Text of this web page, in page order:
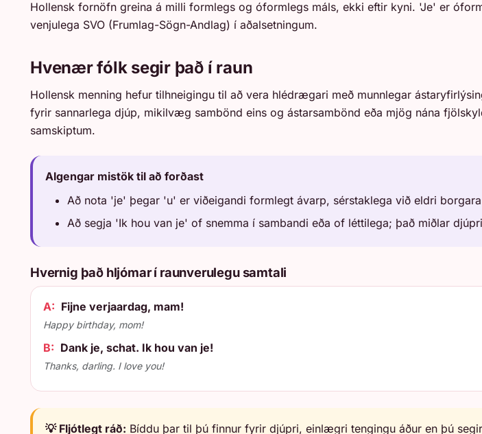
Hollensk fornöfn greina á milli formlegs og óformlegs máls, ekki eftir kyni. 'Je' er
venjulega SVO (Frumlag-Sögn-Andlag) í aðalsetningum.
Hvenær fólk segir það í raun
Hollensk menning hefur tilhneigingu til að vera hlédrægari með munnlegar
fyrir sannarlega djúp, mikilvæg sambönd eins og ástarsambönd eða mjög nána
samskiptum.
Algengar mistök til að forðast
Að nota 'je' þegar 'u' er viðeigandi formlegt ávarp, sérstaklega við eldri
Að segja 'Ik hou van je' of snemma í sambandi eða of léttilega; það miðlar
Hvernig það hljómar í raunverulegu samtali
A: Fijne verjaardag, mam!
Happy birthday, mom!
B: Dank je, schat. Ik hou van je!
Thanks, darling. I love you!
💡 Fljótlegt ráð: Bíddu þar til þú finnur fyrir djúpri, einlægri tengingu áður en þú